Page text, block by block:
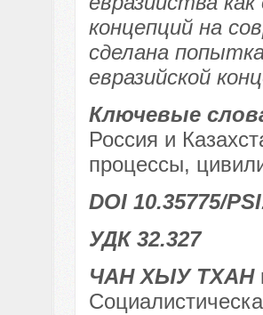
концепций на
сделана
евразийской
Ключевые
Россия и
процессы,
DOI 10.35775/
УДК 32.327
ЧАН ХЫУ ТХАН